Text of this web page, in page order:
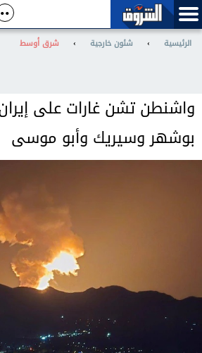
الرئيسية › شئون خارجية › شرق أوسط
واشنطن تشن غارات على
بوشهر وسيريك وأبو موسى